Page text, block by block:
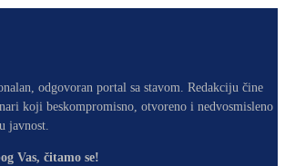
odgovoran portal sa stavom. Redakciju čine
koji beskompromisno, otvoreno i nedvosmisleno
javnost.
Vas, čitamo se!